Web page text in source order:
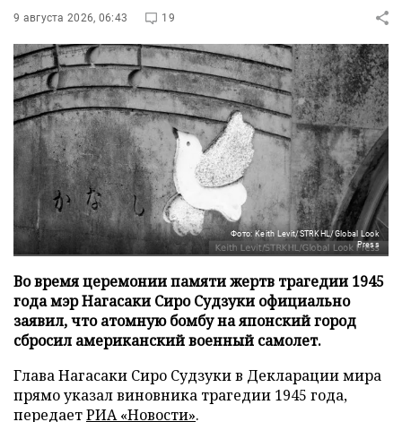
9 августа 2026, 06:43 19
Фото: Keith Levit/STRKHL/Global Look
Press
Во время церемонии памяти жертв трагедии 1945
года мэр Нагасаки Сиро Судзуки официально
заявил, что атомную бомбу на японский город
сбросил американский военный самолет.
Глава Нагасаки Сиро Судзуки в Декларации мира
прямо указал виновника трагедии 1945 года,
передаетРИА «Новости».